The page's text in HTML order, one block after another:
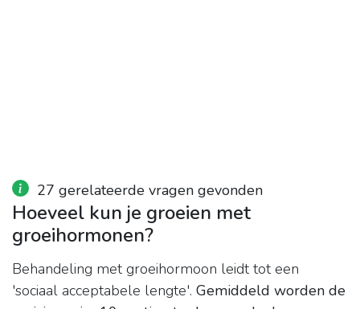
27 gerelateerde vragen gevonden
Hoeveel kun je groeien met
groeihormonen?
Behandeling met groeihormoon leidt tot een
'sociaal acceptabele lengte'. Gemiddeld worden de